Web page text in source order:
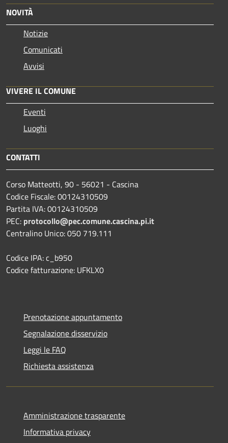
NOVITÀ
Notizie
Comunicati
Avvisi
VIVERE IL COMUNE
Eventi
Luoghi
CONTATTI
Corso Matteotti, 90 - 56021 - Cascina
Codice Fiscale: 00124310509
Partita IVA: 00124310509
PEC: protocollo@pec.comune.cascina.pi.it
Centralino Unico: 050 719.111
Codice IPA: c_b950
Codice fatturazione: UFKLX0
Prenotazione appuntamento
Segnalazione disservizio
Leggi le FAQ
Richiesta assistenza
Amministrazione trasparente
Informativa privacy